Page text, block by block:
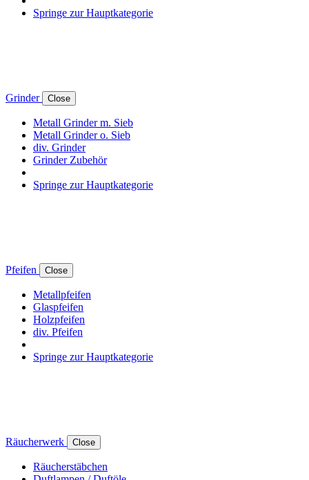
Springe zur Hauptkategorie
Grinder Close
Metall Grinder m. Sieb
Metall Grinder o. Sieb
div. Grinder
Grinder Zubehör
Springe zur Hauptkategorie
Pfeifen Close
Metallpfeifen
Glaspfeifen
Holzpfeifen
div. Pfeifen
Springe zur Hauptkategorie
Räucherwerk Close
Räucherstäbchen